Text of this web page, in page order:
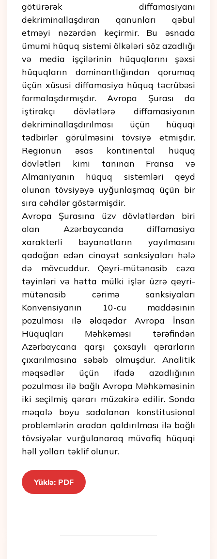
götürərək diffamasiyanı
dekriminallaşdıran qanunları qəbul
etməyi nəzərdən keçirmir. Bu əsnada
ümumi hüquq sistemi ölkələri söz azadlığı
və media işçilərinin hüquqlarını şəxsi
hüquqların dominantlığından qorumaq
üçün xüsusi diffamasiya hüquq təcrübəsi
formalaşdırmışdır. Avropa Şurası da
iştirakçı dövlətlərə diffamasiyanın
dekriminallaşdırılması üçün hüquqi
tədbirlər görülməsini tövsiyə etmişdir.
Regionun əsas kontinental hüquq
dövlətləri kimi tanınan Fransa və
Almaniyanın hüquq sistemləri qeyd
olunan tövsiyəyə uyğunlaşmaq üçün bir
sıra cəhdlər göstərmişdir.
Avropa Şurasına üzv dövlətlərdən biri
olan Azərbaycanda diffamasiya
xarakterli bəyanatların yayılmasını
qadağan edən cinayət sanksiyaları hələ
də mövcuddur. Qeyri-mütənasib cəza
təyinləri və hətta mülki işlər üzrə qeyri-
mütənasib cərimə sanksiyaları
Konvensiyanın 10-cu maddəsinin
pozulması ilə əlaqədar Avropa İnsan
Hüquqları Məhkəməsi tərəfindən
Azərbaycana qarşı çoxsaylı qərarların
çıxarılmasına səbəb olmuşdur. Analitik
məqsədlər üçün ifadə azadlığının
pozulması ilə bağlı Avropa Məhkəməsinin
iki seçilmiş qərarı müzakirə edilir. Sonda
məqalə boyu sadalanan konstitusional
problemlərin aradan qaldırılması ilə bağlı
tövsiyələr vurğulanaraq müvafiq hüquqi
həll yolları təklif olunur.
Yüklə: PDF